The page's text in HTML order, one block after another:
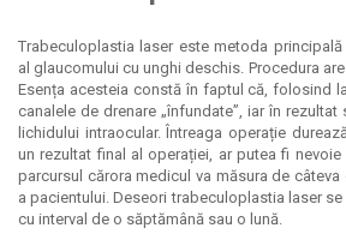
Trabeculoplastia laser este metoda principală
al glaucomului cu unghi deschis. Procedura
Esența acesteia constă în faptul că, folosind
canalele de drenare „înfundate”, iar în
lichidului intraocular. Întreaga operație
un rezultat final al operației, ar putea fi
parcursul cărora medicul va măsura de
a pacientului. Deseori trabeculoplastia laser
cu interval de o săptămână sau o lună.